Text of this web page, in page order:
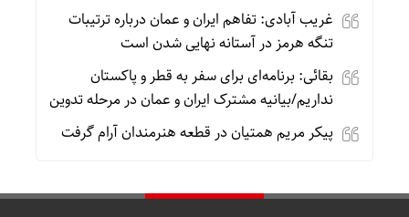
غریب آبادی: تفاهم ایران و عمان درباره ترتیبات
تنگه هرمز در آستانه نهایی شدن است
بقائی: برنامه‌ای برای سفر به قطر و پاکستان
نداریم/بیانیه مشترک ایران و عمان در مرحله تدوین
پیکر مریم همتیان در قطعه هنرمندان آرام گرفت